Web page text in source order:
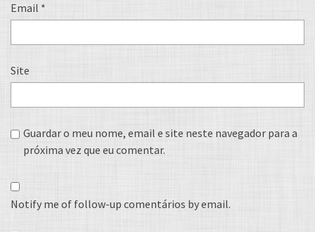
Email *
Site
Guardar o meu nome, email e site neste navegador para a
próxima vez que eu comentar.
Notify me of follow-up comentários by email.